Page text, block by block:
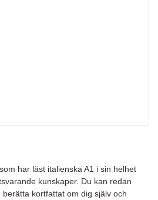
har läst italienska A1 i sin helhet
kunskaper. Du kan redan
kortfattat om dig själv och